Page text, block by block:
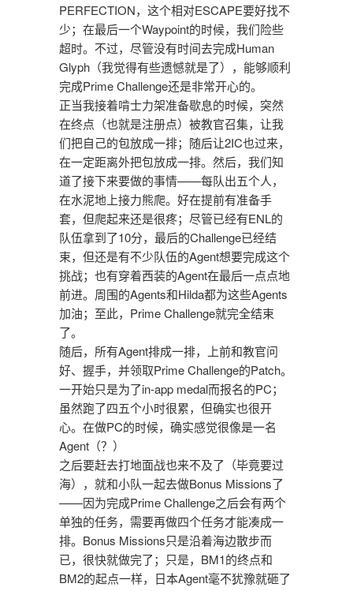
PERFECTION，这个相对ESCAPE要好找不
少；在最后一个Waypoint的时候，我们险些
超时。不过，尽管没有时间去完成Human
Glyph（我觉得有些遗憾就是了），能够顺利
完成Prime Challenge还是非常开心的。
正当我接着啃士力架准备歇息的时候，突然
在终点（也就是注册点）被教官召集，让我
们把自己的包放成一排；随后让2IC也过来，
在一定距离外把包放成一排。然后，我们知
道了接下来要做的事情——每队出五个人，
在水泥地上接力熊爬。好在提前有准备手
套，但爬起来还是很疼；尽管已经有ENL的
队伍拿到了10分，最后的Challenge已经结
束，但还是有不少队伍的Agent想要完成这个
挑战；也有穿着西装的Agent在最后一点点地
前进。周围的Agents和Hilda都为这些Agents
加油；至此，Prime Challenge就完全结束
了。
随后，所有Agent排成一排，上前和教官问
好、握手，并领取Prime Challenge的Patch。
一开始只是为了in-app medal而报名的PC；
虽然跑了四五个小时很累，但确实也很开
心。在做PC的时候，确实感觉很像是一名
Agent（？）
之后要赶去打地面战也来不及了（毕竟要过
海），就和小队一起去做Bonus Missions了
——因为完成Prime Challenge之后会有两个
单独的任务，需要再做四个任务才能凑成一
排。Bonus Missions只是沿着海边散步而
已，很快就做完了；只是，BM1的终点和
BM2的起点一样，日本Agent毫不犹豫就砸了